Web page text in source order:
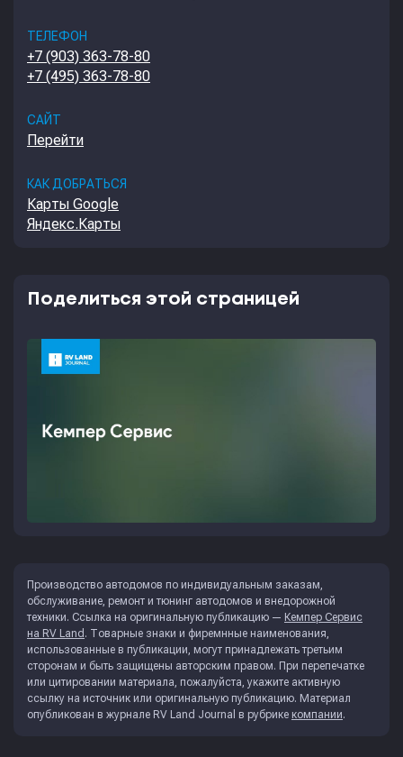
ТЕЛЕФОН
+7 (903) 363-78-80
+7 (495) 363-78-80
САЙТ
Перейти
КАК ДОБРАТЬСЯ
Карты Google
Яндекс.Карты
Поделиться этой страницей
Производство автодомов по индивидуальным заказам,
обслуживание, ремонт и тюнинг автодомов и внедорожной
техники. Ссылка на оригинальную публикацию — Кемпер Сервис
на RV Land . Товарные знаки и фиремнные наименования,
использованные в публикации, могут принадлежать третьим
сторонам и быть защищены авторским правом. При перепечатке
или цитировании материала, пожалуйста, укажите активную
ссылку на источник или оригинальную публикацию. Материал
опубликован в журнале RV Land Journal в рубрике компании.